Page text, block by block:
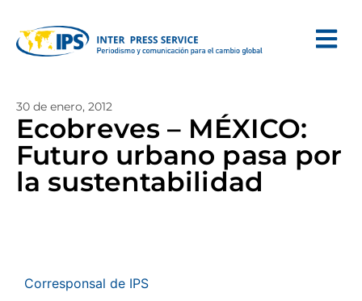
30 de enero, 2012
Ecobreves – MÉXICO:
Futuro urbano pasa por
la sustentabilidad
Corresponsal de IPS